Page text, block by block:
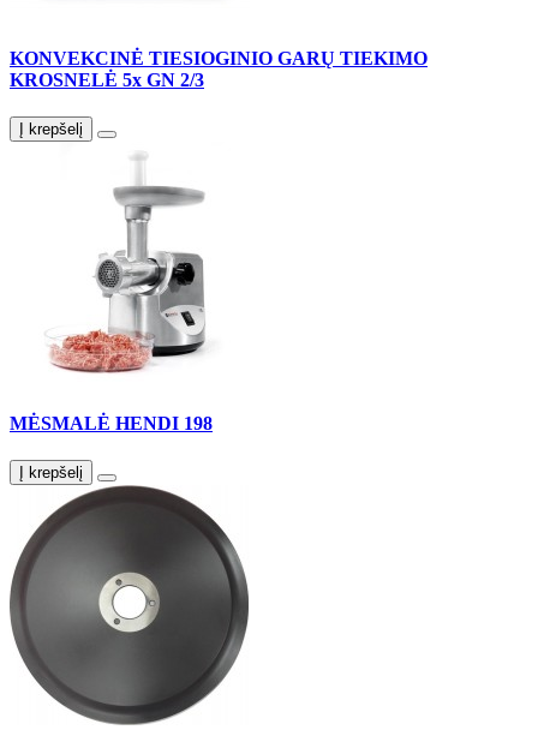
KONVEKCINĖ TIESIOGINIO GARŲ TIEKIMO
KROSNELĖ 5x GN 2/3
Į krepšelį
MĖSMALĖ HENDI 198
Į krepšelį